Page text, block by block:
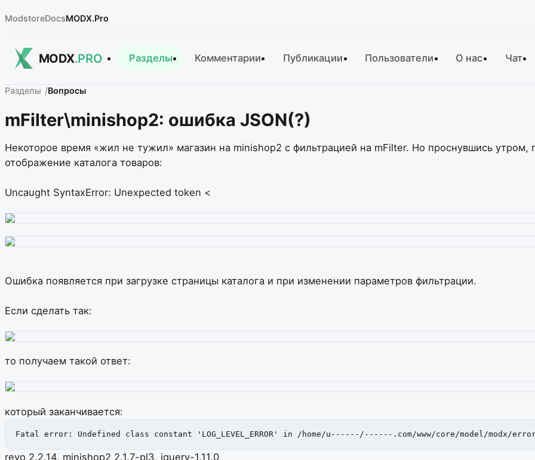
ModstoreDocsMODX.Pro
MODX.PRO Разделы Комментарии Публикации Пользователи О нас Чат
Разделы Вопросы
mFilter\minishop2: ошибка JSON(?)
Некоторое время «жил не тужил» магазин на minishop2 с фильтрацией на mFilter. Но проснувшись
отображение каталога товаров:
Uncaught SyntaxError: Unexpected token <
Ошибка появляется при загрузке страницы каталога и при изменении параметров фильтрации.
Если сделать так:
то получаем такой ответ:
который заканчивается:
Fatal error: Undefined class constant 'LOG_LEVEL_ERROR' in /home/u------/------.com/www/core/model/modx/
revo 2.2.14, minishop2 2.1.7-pl3, jquery-1.11.0